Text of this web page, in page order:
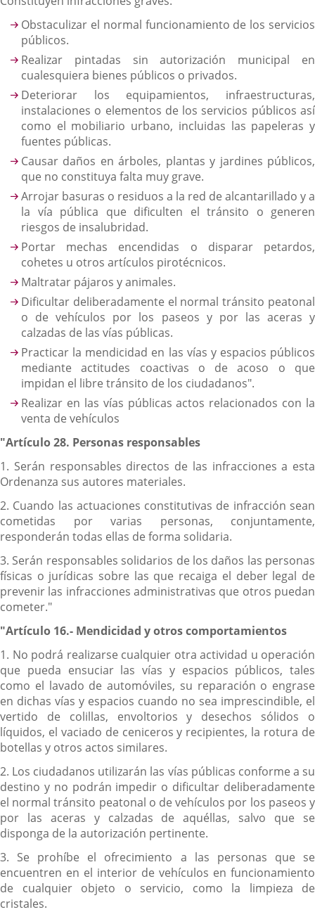
Obstaculizar el normal funcionamiento de los servicios
públicos.
Realizar pintadas sin autorización municipal en
cualesquiera bienes públicos o privados.
Deteriorar los equipamientos, infraestructuras,
instalaciones o elementos de los servicios públicos así
como el mobiliario urbano, incluidas las papeleras y
fuentes públicas.
Causar daños en árboles, plantas y jardines públicos,
que no constituya falta muy grave.
Arrojar basuras o residuos a la red de alcantarillado y a
la vía pública que dificulten el tránsito o generen
riesgos de insalubridad.
Portar mechas encendidas o disparar petardos,
cohetes u otros artículos pirotécnicos.
Maltratar pájaros y animales.
Dificultar deliberadamente el normal tránsito peatonal
o de vehículos por los paseos y por las aceras y
calzadas de las vías públicas.
Practicar la mendicidad en las vías y espacios públicos
mediante actitudes coactivas o de acoso o que
impidan el libre tránsito de los ciudadanos".
Realizar en las vías públicas actos relacionados con la
venta de vehículos
"Artículo 28. Personas responsables
1. Serán responsables directos de las infracciones a esta
Ordenanza sus autores materiales.
2. Cuando las actuaciones constitutivas de infracción sean
cometidas por varias personas, conjuntamente,
responderán todas ellas de forma solidaria.
3. Serán responsables solidarios de los daños las personas
físicas o jurídicas sobre las que recaiga el deber legal de
prevenir las infracciones administrativas que otros puedan
cometer."
"Artículo 16.- Mendicidad y otros comportamientos
1. No podrá realizarse cualquier otra actividad u operación
que pueda ensuciar las vías y espacios públicos, tales
como el lavado de automóviles, su reparación o engrase
en dichas vías y espacios cuando no sea imprescindible, el
vertido de colillas, envoltorios y desechos sólidos o
líquidos, el vaciado de ceniceros y recipientes, la rotura de
botellas y otros actos similares.
2. Los ciudadanos utilizarán las vías públicas conforme a su
destino y no podrán impedir o dificultar deliberadamente
el normal tránsito peatonal o de vehículos por los paseos y
por las aceras y calzadas de aquéllas, salvo que se
disponga de la autorización pertinente.
3. Se prohíbe el ofrecimiento a las personas que se
encuentren en el interior de vehículos en funcionamiento
de cualquier objeto o servicio, como la limpieza de
cristales.